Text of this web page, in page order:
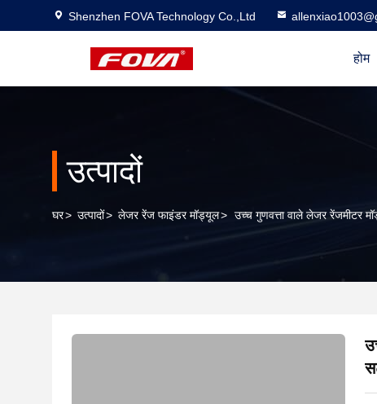
Shenzhen FOVA Technology Co.,Ltd
होम
उत्पादों
घर> उत्पादों> लेजर रेंज फाइंडर मॉड्यूल> उच्च गुणवत्ता वाले लेजर रेंजमीटर